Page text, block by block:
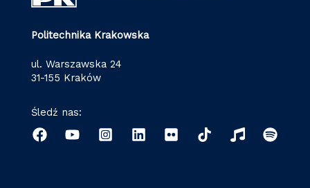
Politechnika Krakowska
ul. Warszawska 24
31-155 Kraków
Śledź nas: